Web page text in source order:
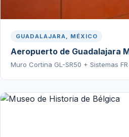
GUADALAJARA, MÉXICO
Aeropuerto de Guadalajara
Muro Cortina GL-SR50 + Sistemas FR